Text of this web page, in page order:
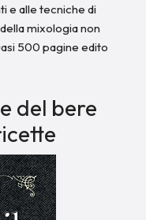
e alle tecniche di
mixologia non
500 pagine edito
del bere